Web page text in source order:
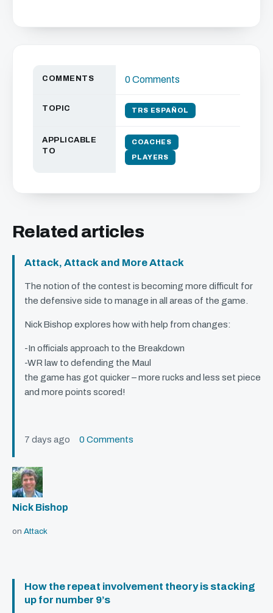
COMMENTS 0 Comments
TOPIC TRS ESPAÑOL
APPLICABLE
TO
COACHES
PLAYERS
Related articles
Attack, Attack and More Attack
The notion of the contest is becoming more difficult for
the defensive side to manage in all areas of the game.
Nick Bishop explores how with help from changes:
-In officials approach to the Breakdown
-WR law to defending the Maul
the game has got quicker – more rucks and less set piece
and more points scored!
7 days ago 0 Comments
Nick Bishop
on Attack
How the repeat involvement theory is stacking
up for number 9’s